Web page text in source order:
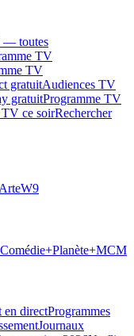
— toutes
TV
TV
gratuitAudiences TV
gratuitProgramme TV
ce soirRechercher
ArteW9
Comédie+Planète+MCM
en directProgrammes
Journaux